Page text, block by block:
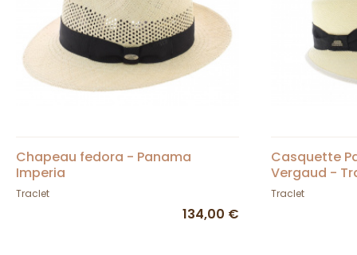
Chapeau fedora - Panama
Imperia
Traclet
134,00 €
Casquette
Vergaud -
Traclet